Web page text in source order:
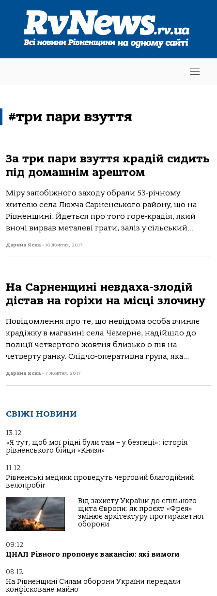
#три пари взуття
За три пари взуття крадій сидить
під домашнім арештом
Міру запобіжного заходу обрали 53-річному
жителю села Люхча Сарненського району, що на
Рівненщині. Йдеться про того горе-крадія, який
вночі вирвав металеві грати, заліз у сільський...
Дарина Ясна - 16 Жовтня, 2017
На Сарненщині невдаха-злодій
дістав на горіхи на місці злочину
Повідомлення про те, що невідома особа вчиняє
крадіжку в магазині села Чемерне, надійшло до
поліції четвертого жовтня близько о пів на
четверту ранку. Слідчо-оперативна група, яка...
Дарина Ясна - 7 Жовтня, 2017
СВІЖІ НОВИНИ
13:12
«Я тут, щоб мої рідні були там – у безпеці»: історія
рівненського бійця «Князя»
11:12
Рівненські медики проведуть черговий благодійний
велопробіг
Від захисту України до спільного
щита Європи: як проєкт «Фрея»
змінює архітектуру протиракетної
оборони
09:12
ЦНАП Рівного пропонує вакансію: які вимоги
08:12
На Рівненщині Силам оборони України передали
конфісковане майно